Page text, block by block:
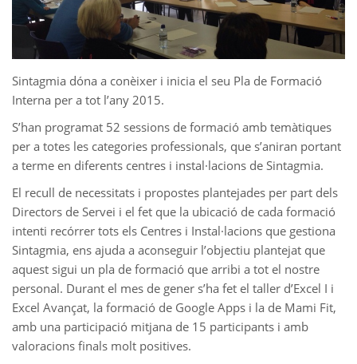
Sintagmia dóna a conèixer i inicia el seu Pla de Formació
Interna per a tot l’any 2015.
S’han programat 52 sessions de formació amb temàtiques
per a totes les categories professionals, que s’aniran portant
a terme en diferents centres i instal·lacions de Sintagmia.
El recull de necessitats i propostes plantejades per part dels
Directors de Servei i el fet que la ubicació de cada formació
intenti recórrer tots els Centres i Instal·lacions que gestiona
Sintagmia, ens ajuda a aconseguir l’objectiu plantejat que
aquest sigui un pla de formació que arribi a tot el nostre
personal. Durant el mes de gener s’ha fet el taller d’Excel I i
Excel Avançat, la formació de Google Apps i la de Mami Fit,
amb una participació mitjana de 15 participants i amb
valoracions finals molt positives.